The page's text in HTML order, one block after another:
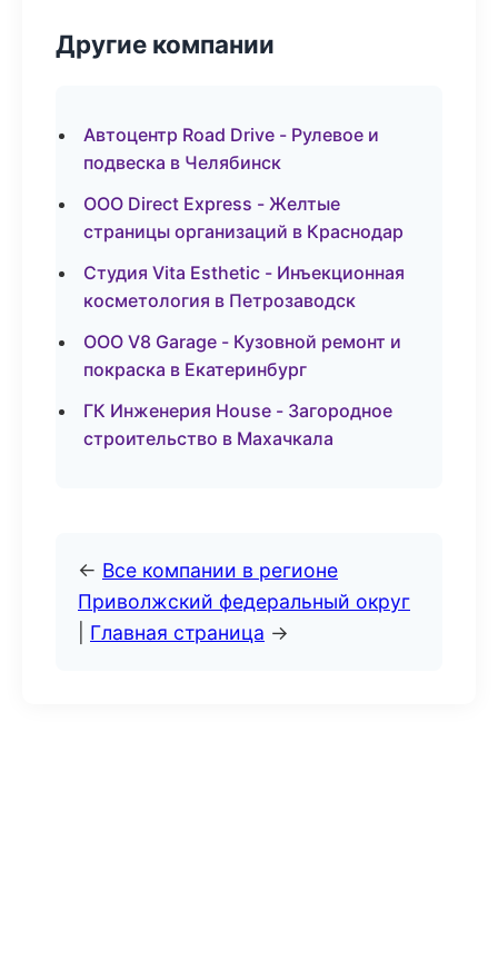
Другие компании
Автоцентр Road Drive - Рулевое и
подвеска в Челябинск
ООО Direct Express - Желтые
страницы организаций в Краснодар
Студия Vita Esthetic - Инъекционная
косметология в Петрозаводск
ООО V8 Garage - Кузовной ремонт и
покраска в Екатеринбург
ГК Инженерия House - Загородное
строительство в Махачкала
← Все компании в регионе
Приволжский федеральный округ
Главная страница →